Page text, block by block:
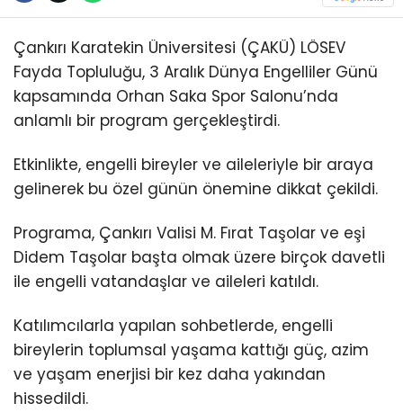
Çankırı Karatekin Üniversitesi (ÇAKÜ) LÖSEV
Fayda Topluluğu, 3 Aralık Dünya Engelliler Günü
kapsamında Orhan Saka Spor Salonu’nda
anlamlı bir program gerçekleştirdi.
Etkinlikte, engelli bireyler ve aileleriyle bir araya
gelinerek bu özel günün önemine dikkat çekildi.
Programa, Çankırı Valisi M. Fırat Taşolar ve eşi
Didem Taşolar başta olmak üzere birçok davetli
ile engelli vatandaşlar ve aileleri katıldı.
Katılımcılarla yapılan sohbetlerde, engelli
bireylerin toplumsal yaşama kattığı güç, azim
ve yaşam enerjisi bir kez daha yakından
hissedildi.